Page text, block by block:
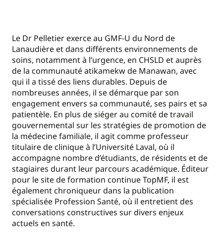
Le Dr Pelletier exerce au GMF-U du Nord de
Lanaudière et dans différents environnements de
soins, notamment à l’urgence, en CHSLD et auprès
de la communauté atikamekw de Manawan, avec
qui il a tissé des liens durables. Depuis de
nombreuses années, il se démarque par son
engagement envers sa communauté, ses pairs et sa
patientèle. En plus de siéger au comité de travail
gouvernemental sur les stratégies de promotion de
la médecine familiale, il agit comme professeur
titulaire de clinique à l’Université Laval, où il
accompagne nombre d’étudiants, de résidents et de
stagiaires durant leur parcours académique. Éditeur
pour le site de formation continue TopMF, il est
également chroniqueur dans la publication
spécialisée Profession Santé, où il entretient des
conversations constructives sur divers enjeux
actuels en santé.